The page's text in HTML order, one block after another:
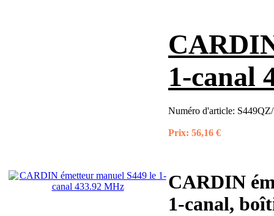
1-canal
Numéro d'article:
Prix: 56,16 €
CARDIN
1-canal,